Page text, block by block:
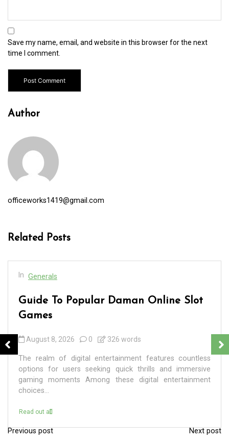
Save my name, email, and website in this browser for the next
time I comment.
Author
officeworks1419@gmail.com
Related Posts
In Generals
Guide To Popular Daman Online Slot
Games
August 8, 2026 0 326 words
The realm of digital entertainment features countless
options for users seeking quick thrills and immersive
gaming moments Among these digital entertainment
choices...
Read out all
P
Previous post Next post